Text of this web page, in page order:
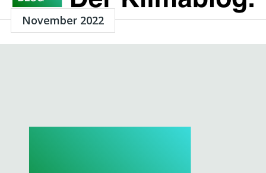
November 2022